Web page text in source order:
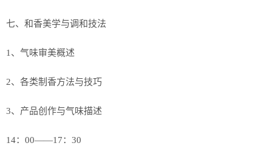
七、和香美学与调和技法
1、气味审美概述
2、各类制香方法与技巧
3、产品创作与气味描述
14：00——17：30